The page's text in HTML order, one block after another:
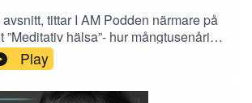
tittar I AM Podden närmare på
”Meditativ hälsa”- hur mångtusenårig
att beskriva vad meditation i
handlat om.
Play